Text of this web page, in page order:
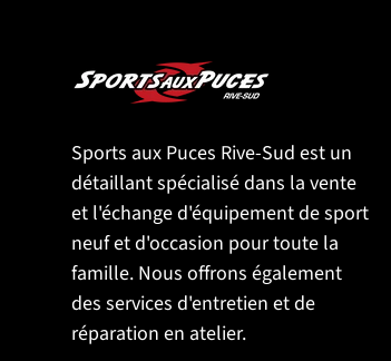
Sports aux Puces Rive-Sud est un
détaillant spécialisé dans la vente
et l'échange d'équipement de sport
neuf et d'occasion pour toute la
famille. Nous offrons également
des services d'entretien et de
réparation en atelier.